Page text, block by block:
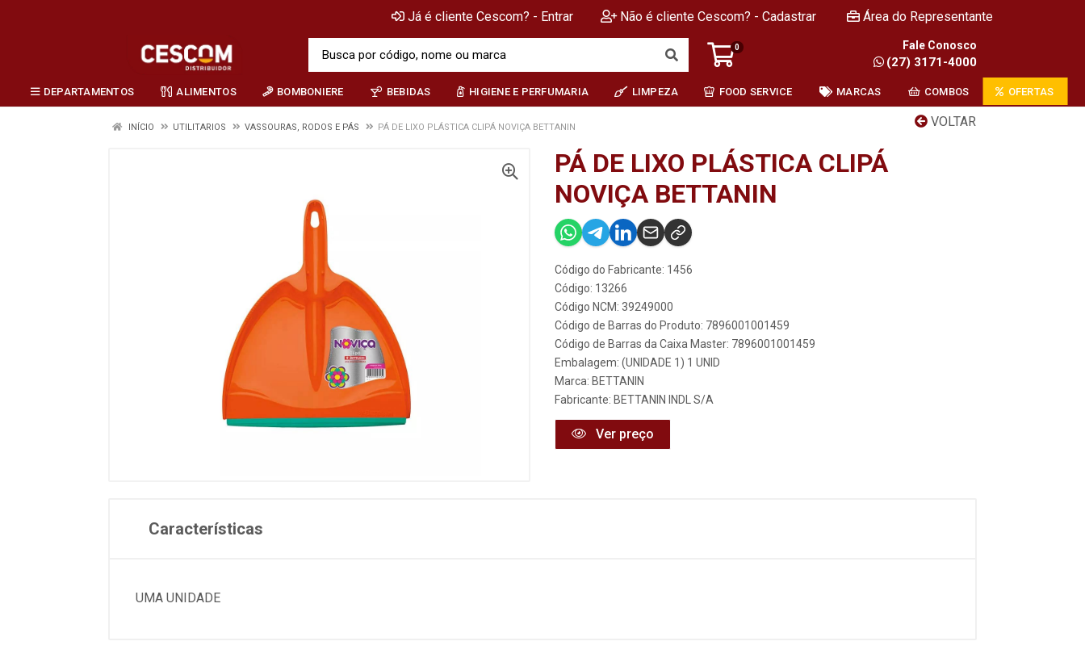
Já é cliente Cescom? - Entrar Não é cliente Cescom? - Cadastrar Área do Representante
0 Fale Conosco
(27) 3171-4000
DEPARTAMENTOS ALIMENTOS BOMBONIERE BEBIDAS HIGIENE E PERFUMARIA LIMPEZA FOOD SERVICE MARCAS COMBOS OFERTAS
VOLTAR
INÍCIO UTILITARIOS VASSOURAS, RODOS E PÁS PÁ DE LIXO PLÁSTICA CLIPÁ NOVIÇA BETTANIN
PÁ DE LIXO PLÁSTICA CLIPÁ
NOVIÇA BETTANIN
Código do Fabricante: 1456
Código: 13266
Código NCM: 39249000
Código de Barras do Produto: 7896001001459
Código de Barras da Caixa Master: 7896001001459
Embalagem: (UNIDADE 1) 1 UNID
Marca: BETTANIN
Fabricante: BETTANIN INDL S/A
Ver preço
Características
UMA UNIDADE